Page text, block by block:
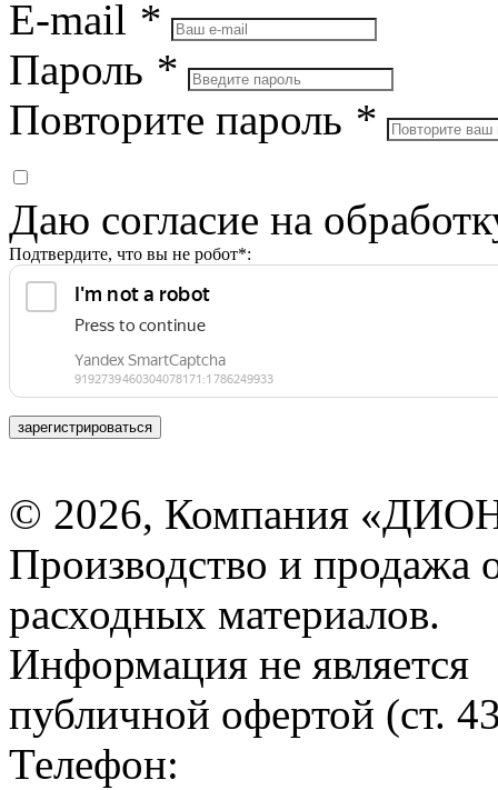
E-mail *
Пароль *
Повторите пароль *
Даю согласие на
Подтвердите, что вы не робот*:
зарегистрироваться
© 2026, Компания
Производство и продажа
расходных материалов.
Информация не является
публичной офертой (ст.
Телефон: